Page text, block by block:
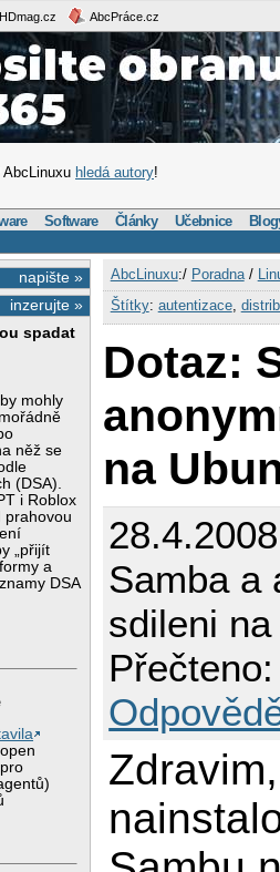
HDmag.cz AbcPráce.cz
AbcLinuxu hledá autory!
Software Články Učebnice
napište »
inzerujte »
spadat
mohly
něž se
(DSA).
i Roblox
prahovou
„přijít
a
DSA
AbcLinuxu:/ Poradna/
Štítky: autentizace,
Dotaz:
na
Samba a
sdileni
Zdravim,